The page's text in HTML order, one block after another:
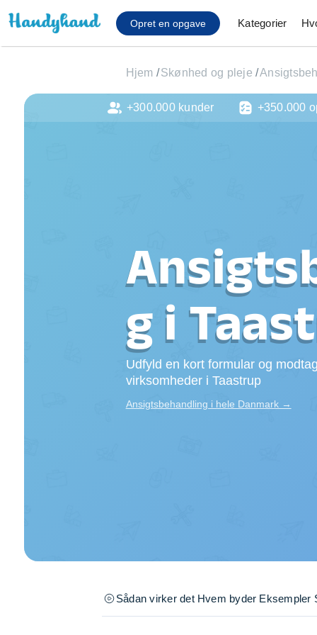
Opret en opgave Kategorier
Affaldsfjernelse
Hjælp til mobil, pc, tv
Installation af
Møbelsamling og
Ophængning af
Opsætning af
Tømrer
Tunge løft
Underholdning
Se alle...
Hjem /Skønhed og pleje /
g i
Udfyld en kort formular og
virksomheder i Taastrup
Ansigtsbehandling i hele Danmark →
+300.000 kunder +350.000
Sådan virker det Hvem byder Eksempler